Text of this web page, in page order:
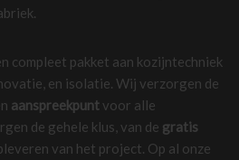
compleet pakket aan kozijntechniek
en isolatie. Wij verzorgen de
aanspreekpuntvoor alle
de gehele klus, van de gratis
van het project. Op al onze